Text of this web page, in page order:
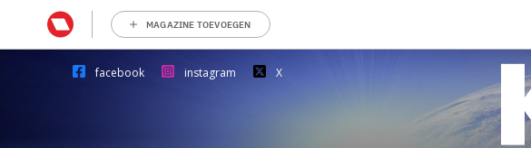
MAGAZINE TOEVOEGEN
facebook instagram X